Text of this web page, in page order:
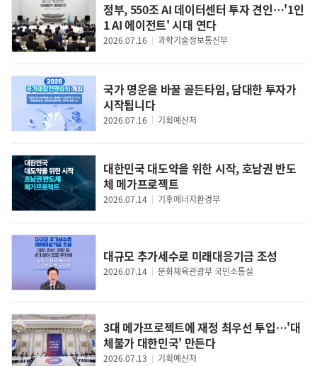
정부, 550조 AI 데이터센터 투자 견인…'1인
1 AI 에이전트' 시대 연다
2026.07.16 과학기술정보통신부
국가 명운을 바꿀 골든타임, 담대한 투자가
시작됩니다
2026.07.16 기획예산처
대한민국 대도약을 위한 시작, 호남권 반도
체 메가프로젝트
2026.07.14 기후에너지환경부
대규모 추가세수로 미래대응기금 조성
2026.07.14 문화체육관광부 국민소통실
3대 메가프로젝트에 재정 최우선 투입…'대
체불가 대한민국' 만든다
2026.07.13 기획예산처